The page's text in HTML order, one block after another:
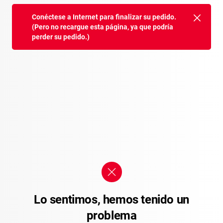
Conéctese a Internet para finalizar su pedido.
(Pero no recargue esta página, ya que podría
perder su pedido.)
Lo sentimos, hemos tenido un
problema